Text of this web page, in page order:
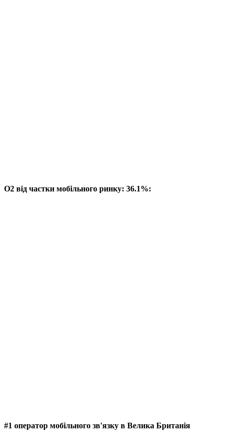
O2 від частки мобільного ринку: 36.1%:
#1 оператор мобільного зв'язку в Велика Британія